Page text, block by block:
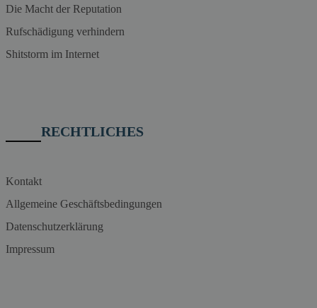
Die Macht der Reputation
Rufschädigung verhindern
Shitstorm im Internet
RECHTLICHES
Kontakt
Allgemeine Geschäftsbedingungen
Datenschutzerklärung
Impressum